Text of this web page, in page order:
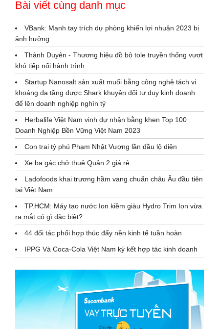
Bài viết cùng danh mục
VBank: Mạnh tay trích dự phòng khiến lợi nhuận 2023 bị
ảnh hưởng
Thành Duyên - Thương hiệu đồ bộ tole truyền thống vượt
khó tiếp nối hành trình
Startup Nanosalt sản xuất muối bằng công nghệ tách vi
khoáng đa tầng được Shark khuyên đổi tư duy kinh doanh
để lên doanh nghiệp nghìn tỷ
Herbalife Việt Nam vinh dự nhận bằng khen Top 100
Doanh Nghiệp Bền Vững Việt Nam 2023
Con trai tỷ phú Phạm Nhật Vượng lần đầu lộ diện
Xe ba gác chở thuê Quận 2 giá rẻ
Ladofoods khai trương hầm vang chuẩn châu Âu đầu tiên
tại Việt Nam
TP.HCM: Máy tạo nước Ion kiềm giàu Hydro Trim Ion vừa
ra mắt có gì đặc biệt?
44 đối tác phối hợp thúc đẩy nền kinh tế tuần hoàn
IPPG Và Coca-Cola Việt Nam ký kết hợp tác kinh doanh